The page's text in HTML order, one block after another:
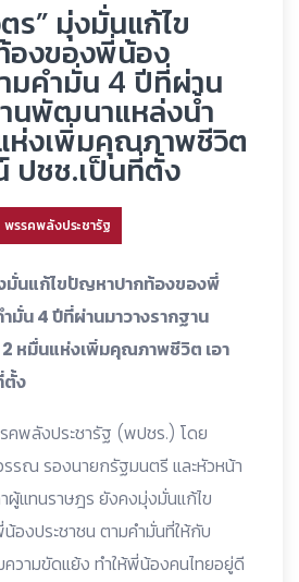
ร” มุ่งมั่นแก้ไข
งของพี่น้อง
มคำมั่น 4 ปีที่ผ่าน
านพัฒนาแหล่งน้ำ
ห่งเพิ่มคุณภาพชีวิต
ปชช.เป็นที่ตั้ง
พรรคพลังประชารัฐ
มั่นแก้ไขปัญหาปากท้องของพี่
มั่น 4 ปีที่ผ่านมาวางรากฐาน
หมื่นแห่งเพิ่มคุณภาพชีวิต เอา
ตั้ง
คพลังประชารัฐ (พปชร.) โดย
รณ รองนายกรัฐมนตรี และหัวหน้า
แทนราษฎร ยังคงมุ่งมั่นแก้ไข
งประชาชน ตามคำมั่นที่ให้กับ
ความขัดแย้ง ทำให้พี่น้องคนไทยอยู่ดี